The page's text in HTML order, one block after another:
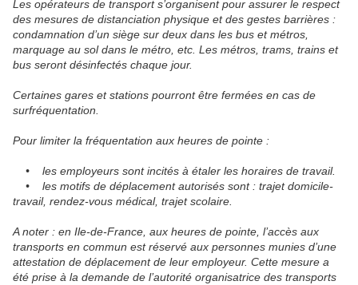
Les opérateurs de transport s’organisent pour assurer le respect
des mesures de distanciation physique et des gestes barrières :
condamnation d’un siège sur deux dans les bus et métros,
marquage au sol dans le métro, etc. Les métros, trams, trains et
bus seront désinfectés chaque jour.
Certaines gares et stations pourront être fermées en cas de
surfréquentation.
Pour limiter la fréquentation aux heures de pointe :
• les employeurs sont incités à étaler les horaires de travail.
• les motifs de déplacement autorisés sont : trajet domicile-
travail, rendez-vous médical, trajet scolaire.
A noter : en Ile-de-France, aux heures de pointe, l’accès aux
transports en commun est réservé aux personnes munies d’une
attestation de déplacement de leur employeur. Cette mesure a
été prise à la demande de l’autorité organisatrice des transports